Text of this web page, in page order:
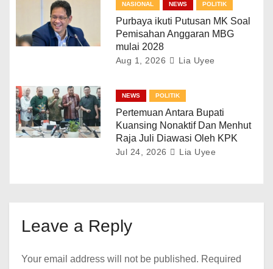
NASIONAL NEWS POLITIK
Purbaya ikuti Putusan MK Soal
Pemisahan Anggaran MBG
mulai 2028
Aug 1, 2026 Lia Uyee
NEWS POLITIK
Pertemuan Antara Bupati
Kuansing Nonaktif Dan Menhut
Raja Juli Diawasi Oleh KPK
Jul 24, 2026 Lia Uyee
Leave a Reply
Your email address will not be published. Required